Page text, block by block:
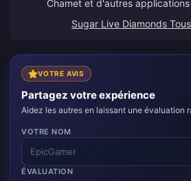
Chamet et d'autres
cher que de recharger
Sugar Live Diamonds
VOTRE AVIS
Partagez votre expérience
Aidez les autres en laissant une évaluation
VOTRE NOM
ÉVALUATION